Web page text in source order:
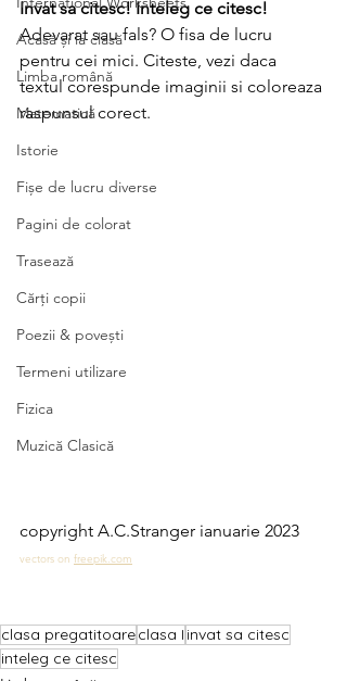
Acasă și la clasă
Limba română
Matematică
Istorie
Fișe de lucru diverse
Pagini de colorat
Trasează
Cărți copii
Poezii & povești
Termeni utilizare
Fizica
Muzică Clasică
Invat sa citesc! Inteleg ce citesc!
Adevarat sau fals? O fisa de lucru
pentru cei mici. Citeste, vezi daca
textul corespunde imaginii si coloreaza
raspunsul corect.
copyright A.C.Stranger ianuarie 2023
vectors on freepik.com
clasa pregatitoareclasa I invat sa citesc
inteleg ce citesc